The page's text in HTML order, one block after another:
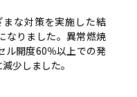
な対策を実施した結
なりました。異常燃焼
ル開度60％以上での発
少しました。